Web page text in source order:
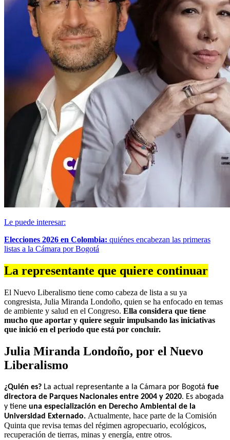
Le puede interesar:
Elecciones 2026 en Colombia: quiénes encabezan las primeras
listas a la Cámara por Bogotá
La representante que quiere continuar
El Nuevo Liberalismo tiene como cabeza de lista a su ya
congresista, Julia Miranda Londoño, quien se ha enfocado en temas
de ambiente y salud en el Congreso. Ella considera que tiene
mucho que aportar y quiere seguir impulsando las iniciativas
que inició en el periodo que está por concluir.
Julia Miranda Londoño, por el Nuevo
Liberalismo
¿Quién es? La actual representante a la Cámara por Bogotá fue
directora de Parques Nacionales entre 2004 y 2020. Es abogada
y tiene una especialización en Derecho Ambiental de la
Universidad Externado. Actualmente, hace parte de la Comisión
Quinta que revisa temas del régimen agropecuario, ecológicos,
recuperación de tierras, minas y energía, entre otros.